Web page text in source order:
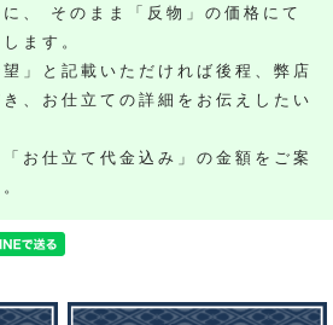
、 そのまま「反物」の価格にて
ます。
」と記載いただければ後程、弊店
、お仕立ての詳細をお伝えしたい
お仕立て代金込み」の金額をご案